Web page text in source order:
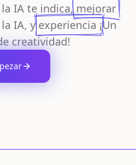
IA te indica, mejorar
IA, y experiencia ¡Un
creatividad!